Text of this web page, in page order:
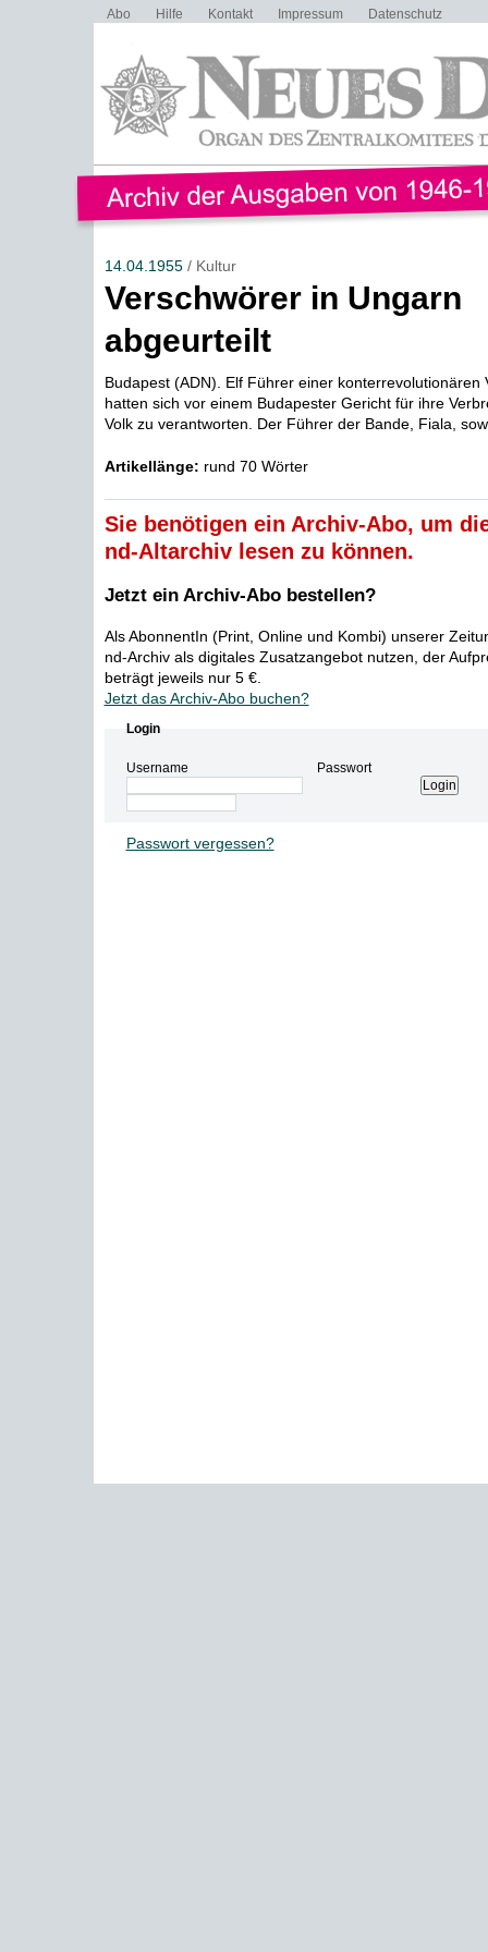
Abo Hilfe Kontakt Impressum Datenschutz
14.04.1955/ Kultur
Verschwörer in Ungarn
abgeurteilt
Budapest (ADN). Elf Führer einer konterrevolutionären
hatten sich vor einem Budapester Gericht für ihre
Volk zu verantworten. Der Führer der Bande, Fiala,
Artikellänge: rund 70 Wörter
Sie benötigen ein Archiv-Abo, um
nd-Altarchiv lesen zu können.
Jetzt ein Archiv-Abo bestellen?
Als AbonnentIn (Print, Online und Kombi) unserer
nd-Archiv als digitales Zusatzangebot nutzen, der
beträgt jeweils nur 5 €.
Jetzt das Archiv-Abo buchen?
Login
Username Passwort
Passwort vergessen?